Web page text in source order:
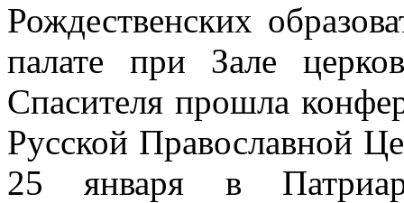
Рождественских
палате при Зале
Спасителя прошла
Русской Православной
25 января в